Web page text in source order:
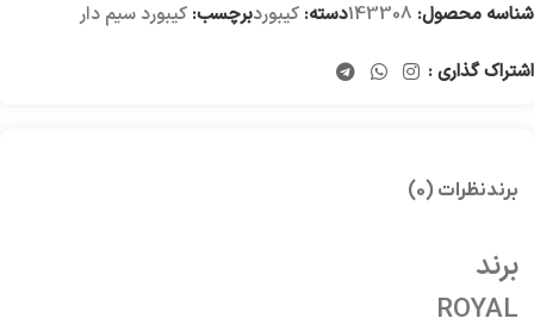
شناسه محصول: 143308دسته: کیبوردبرچسب: کیبورد سیم دار
اشتراک گذاری :
برندنظرات (0)
برند
ROYAL